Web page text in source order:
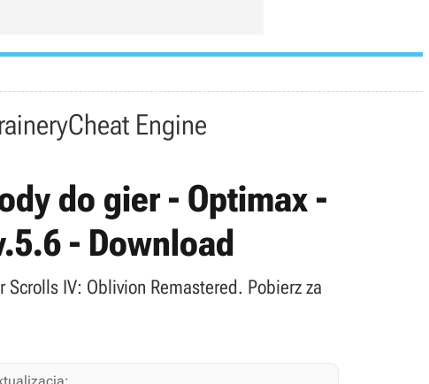
Cheat Engine
do gier - Optimax -
- Download
IV: Oblivion Remastered. Pobierz za